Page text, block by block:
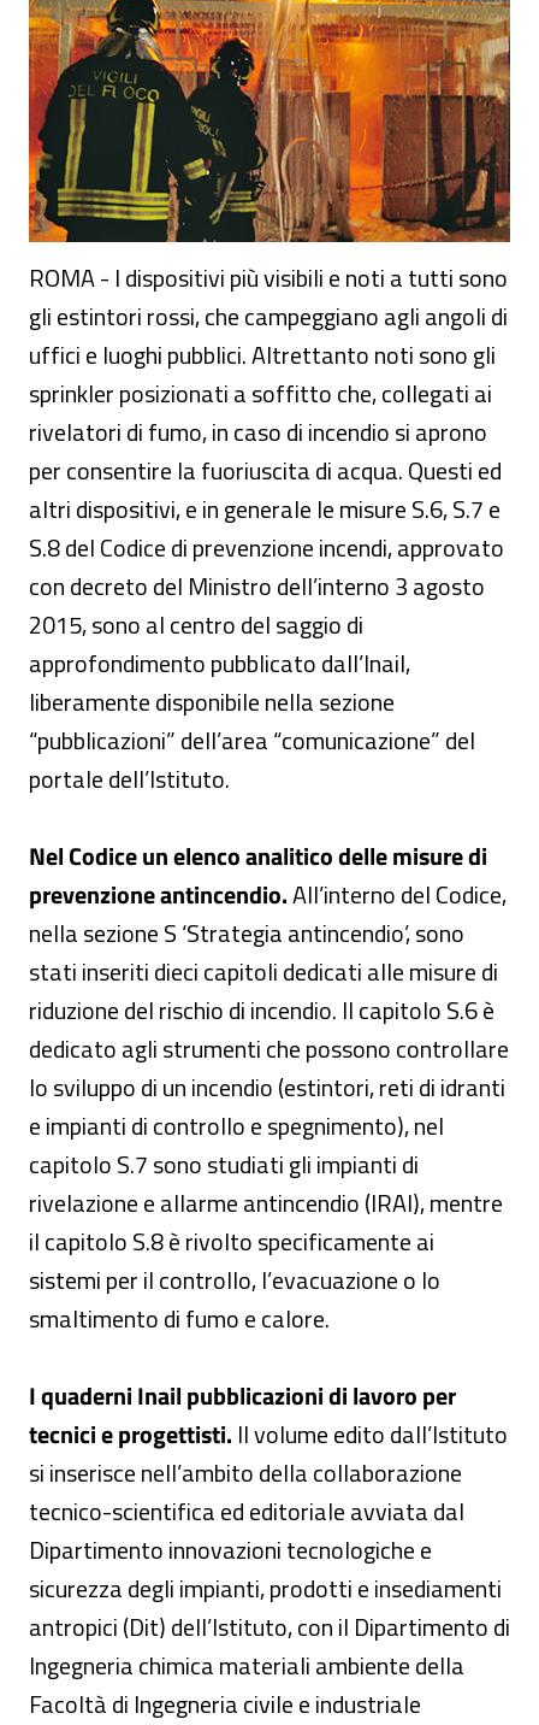
ROMA - I dispositivi più visibili e noti a tutti sono
gli estintori rossi, che campeggiano agli angoli di
uffici e luoghi pubblici. Altrettanto noti sono gli
sprinkler posizionati a soffitto che, collegati ai
rivelatori di fumo, in caso di incendio si aprono
per consentire la fuoriuscita di acqua. Questi ed
altri dispositivi, e in generale le misure S.6, S.7 e
S.8 del Codice di prevenzione incendi, approvato
con decreto del Ministro dell’interno 3 agosto
2015, sono al centro del saggio di
approfondimento pubblicato dall’Inail,
liberamente disponibile nella sezione
“pubblicazioni” dell’area “comunicazione” del
portale dell’Istituto.
Nel Codice un elenco analitico delle misure di
prevenzione antincendio.All’interno del Codice,
nella sezione S ‘Strategia antincendio’, sono
stati inseriti dieci capitoli dedicati alle misure di
riduzione del rischio di incendio. Il capitolo S.6 è
dedicato agli strumenti che possono controllare
lo sviluppo di un incendio (estintori, reti di idranti
e impianti di controllo e spegnimento), nel
capitolo S.7 sono studiati gli impianti di
rivelazione e allarme antincendio (IRAI), mentre
il capitolo S.8 è rivolto specificamente ai
sistemi per il controllo, l’evacuazione o lo
smaltimento di fumo e calore.
I quaderni Inail pubblicazioni di lavoro per
tecnici e progettisti. Il volume edito dall’Istituto
si inserisce nell’ambito della collaborazione
tecnico-scientifica ed editoriale avviata dal
Dipartimento innovazioni tecnologiche e
sicurezza degli impianti, prodotti e insediamenti
antropici (Dit) dell’Istituto, con il Dipartimento di
Ingegneria chimica materiali ambiente della
Facoltà di Ingegneria civile e industriale